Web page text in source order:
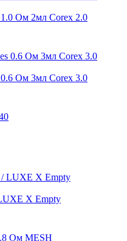
Ом 2мл Corex 2.0
Ом 3мл Corex 3.0
X Empty